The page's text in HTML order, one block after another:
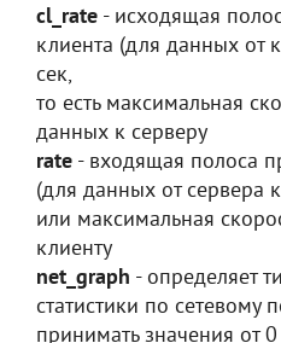
cl_rate - исходящая
клиента (для данных от
сек,
то есть максимальная
данных к серверу
rate - входящая полоса
(для данных от сервера
или максимальная
клиенту
net_graph - определяет
статистики по
принимать значения от